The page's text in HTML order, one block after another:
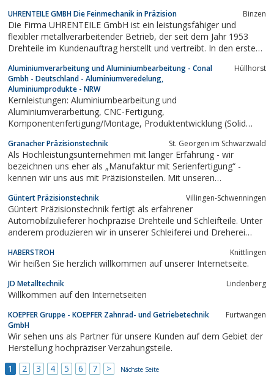
UHRENTEILE GMBH Die Feinmechanik in Präzision Binzen
Die Firma UHRENTEILE GmbH ist ein leistungsfähiger und
flexibler metallverarbeitender Betrieb, der seit dem Jahr 1953
Drehteile im Kundenauftrag herstellt und vertreibt. In den ersten
Uhrenbestandteile für die Uhrenindustrie hergestellt. Nach dieser
Phase wurden Drehteile mit einem...
Aluminiumverarbeitung und Aluminiumbearbeitung - Conal
Gmbh - Deutschland - Aluminiumveredelung,
Aluminiumprodukte - NRW
Hüllhorst
Kernleistungen: Aluminiumbearbeitung und
Aluminiumverarbeitung, CNC-Fertigung,
Komponentenfertigung/Montage, Produktentwicklung (Solid
um den Werkstoff Aluminium.
Granacher Präzisionstechnik St. Georgen im Schwarzwald
Als Hochleistungsunternehmen mit langer Erfahrung - wir
bezeichnen uns eher als „Manufaktur mit Serienfertigung“ -
kennen wir uns aus mit Präzisionsteilen. Mit unseren
hochkomplexe Teile aus allen Materialien (Stahl, Edelstahl,
Aluminium, Bronze, Kupfer, Bronze...
Güntert Präzisionstechnik Villingen-Schwenningen
Güntert Präzisionstechnik fertigt als erfahrener
Automobilzulieferer hochpräzise Drehteile und Schleifteile. Unter
anderem produzieren wir in unserer Schleiferei und Dreherei
geschliffene Präzisionsteile, geschliffene Achsen, geschliffene
Wellen, uvm.
HABERSTROH Knittlingen
Wir heißen Sie herzlich willkommen auf unserer Internetseite.
JD Metalltechnik Lindenberg
Willkommen auf den Internetseiten
KOEPFER Gruppe - KOEPFER Zahnrad- und Getriebetechnik
GmbH
Furtwangen
Wir sehen uns als Partner für unsere Kunden auf dem Gebiet der
Herstellung hochpräziser Verzahungsteile.
1
2 3 4 5 6 7 > Nächste Seite